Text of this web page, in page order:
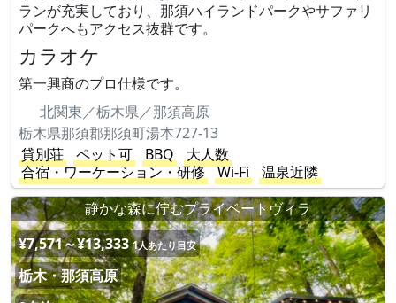
ランが充実しており、那須ハイランドパークやサファリ
パークへもアクセス抜群です。
カラオケ
第一興商のプロ仕様です。
北関東／栃木県／那須高原
栃木県那須郡那須町湯本727-13
貸別荘
ペット可 BBQ
大人数
合宿・ワーケーション・研修
Wi-Fi
温泉近隣
静かな森に佇むプライベートヴィラ
¥7,571～¥13,333 1人あたり目安
栃木・那須高原